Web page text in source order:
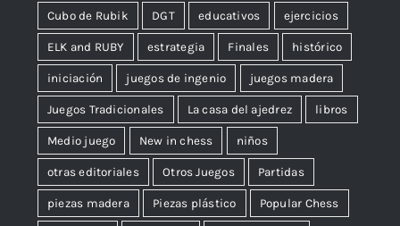
Cubo de Rubik DGT educativos ejercicios
ELK and RUBY estrategia Finales histórico
iniciación juegos de ingenio juegos madera
Juegos Tradicionales La casa del ajedrez libros
Medio juego New in chess niños
otras editoriales Otros Juegos Partidas
piezas madera Piezas plástico Popular Chess